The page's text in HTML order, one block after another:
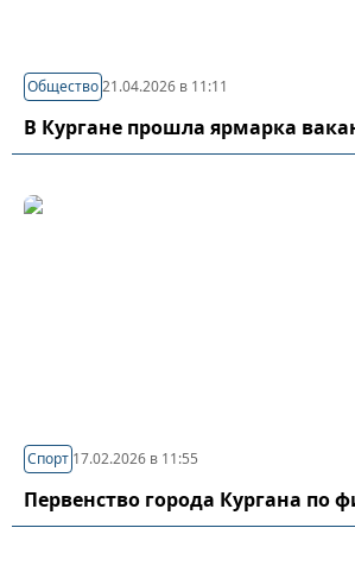
Общество21.04.2026 в 11:11
В Кургане прошла ярмарка
Спорт 17.02.2026 в 11:55
Первенство города Кургана по